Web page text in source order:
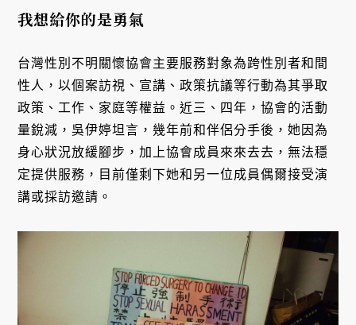
我想給你的是勇氣
台灣性別不明關懷協會主要服務對象為跨性別者和間
性人，以個案訪視、宣講、政策抗議等行動為其爭取
政策、工作、家庭等權益。近三、四年，協會的活動
量銳減，吳伊婷坦言，幾年前和伴侶分手後，她因為
身心狀況放緩腳步，加上協會成員來來去去，無法穩
定提供服務，目前僅剩下她和另一位成員偶爾接受演
講或採訪邀請。